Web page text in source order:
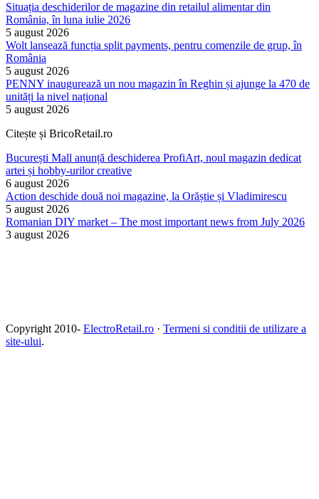
Situația deschiderilor de magazine din retailul alimentar din
România, în luna iulie 2026
5 august 2026
Wolt lansează funcția split payments, pentru comenzile de grup, în
România
5 august 2026
PENNY inaugurează un nou magazin în Reghin și ajunge la 470 de
unități la nivel național
5 august 2026
Citește și BricoRetail.ro
București Mall anunță deschiderea ProfiArt, noul magazin dedicat
artei și hobby-urilor creative
6 august 2026
Action deschide două noi magazine, la Orăștie și Vladimirescu
5 august 2026
Romanian DIY market – The most important news from July 2026
3 august 2026
Copyright 2010- ElectroRetail.ro · Termeni si conditii de utilizare a
site-ului.